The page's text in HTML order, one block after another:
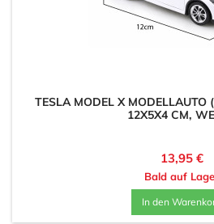
TESLA MODEL X MODELLAUTO
2X5X4 CM,
Preis
13,95 €
Bald auf
In den